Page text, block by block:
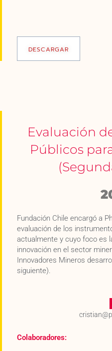
DESCARGAR
Evaluación
Públicos
Fundación Chile encargó a
evaluación de los
actualmente y cuyo foco es
innovación en el sector
Innovadores Mineros
siguiente).
Colaboradores: